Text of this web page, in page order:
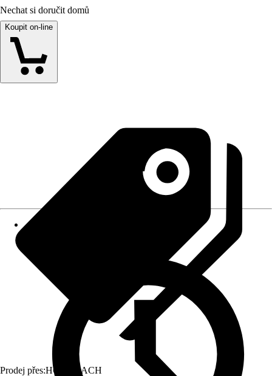
Nechat si doručit domů
Koupit on-line
Prodej přes:HORNBACH